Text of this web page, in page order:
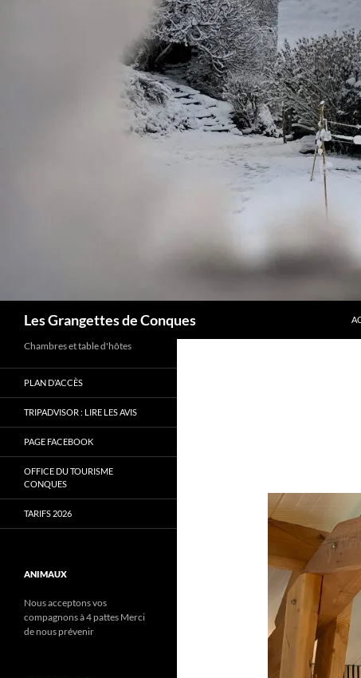
Les Grangettes de Conques
Chambres et table d'hôtes
PLAN D’ACCÈS
TRIPADVISOR : LIRE LES AVIS
PAGE FACEBOOK
OFFICE DU TOURISME
CONQUES
TARIFS 2026
ANIMAUX
Nous acceptons vos
compagnons à 4 pattes Merci
de nous prévenir